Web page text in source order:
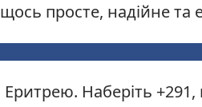
просте, надійне та
Наберіть